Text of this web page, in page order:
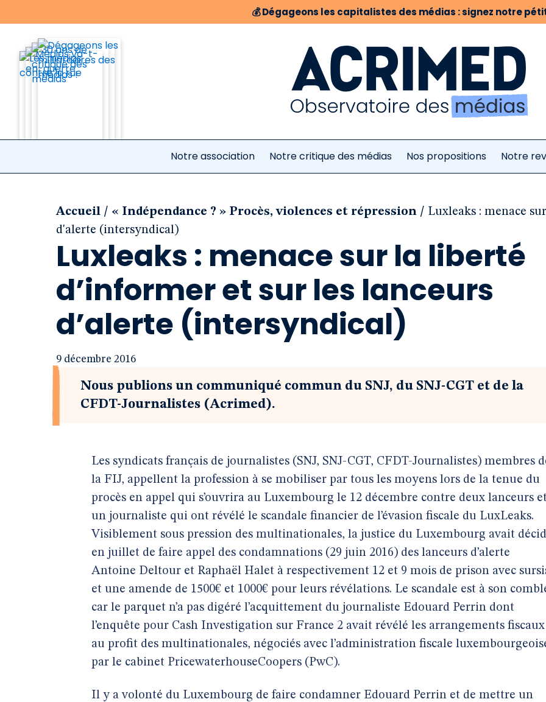
💰Dégageons les capitalistes des médias : signez notre
Notre association Notre critique des médias Nos propositions Notre
Accueil / « Indépendance ? » Procès, violences et répression / Luxleaks : menace
d'alerte (intersyndical)
Luxleaks : menace sur la liberté
d’informer et sur les lanceurs
d’alerte (intersyndical)
9 décembre 2016
Nous publions un communiqué commun du SNJ, du SNJ-CGT et de la
CFDT-Journalistes (Acrimed).
Les syndicats français de journalistes (SNJ, SNJ-CGT, CFDT-Journalistes) membres
la FIJ, appellent la profession à se mobiliser par tous les moyens lors de la tenue du
procès en appel qui s’ouvrira au Luxembourg le 12 décembre contre deux lanceurs
un journaliste qui ont révélé le scandale financier de l’évasion fiscale du LuxLeaks.
Visiblement sous pression des multinationales, la justice du Luxembourg avait
en juillet de faire appel des condamnations (29 juin 2016) des lanceurs d’alerte
Antoine Deltour et Raphaël Halet à respectivement 12 et 9 mois de prison avec
et une amende de 1500€ et 1000€ pour leurs révélations. Le scandale est à son
car le parquet n’a pas digéré l’acquittement du journaliste Edouard Perrin dont
l’enquête pour Cash Investigation sur France 2 avait révélé les arrangements fiscaux
au profit des multinationales, négociés avec l’administration fiscale
par le cabinet PricewaterhouseCoopers (PwC).
Il y a volonté du Luxembourg de faire condamner Edouard Perrin et de mettre un